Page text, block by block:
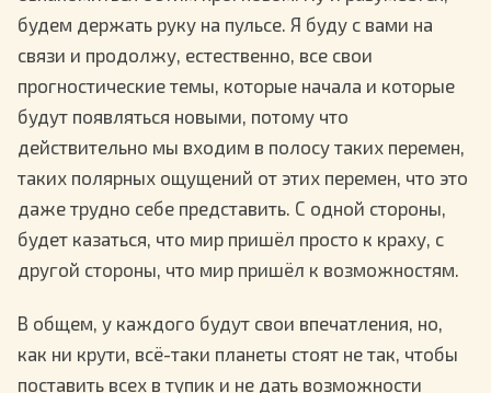
будем держать руку на пульсе. Я буду с вами на
связи и продолжу, естественно, все свои
прогностические темы, которые начала и которые
будут появляться новыми, потому что
действительно мы входим в полосу таких перемен,
таких полярных ощущений от этих перемен, что это
даже трудно себе представить. С одной стороны,
будет казаться, что мир пришёл просто к краху, с
другой стороны, что мир пришёл к возможностям.
В общем, у каждого будут свои впечатления, но,
как ни крути, всё-таки планеты стоят не так, чтобы
поставить всех в тупик и не дать возможности